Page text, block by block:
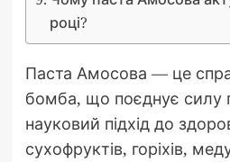
році?
Паста Амосова — це
бомба, що поєднує силу
науковий підхід до
сухофруктів, горіхів,